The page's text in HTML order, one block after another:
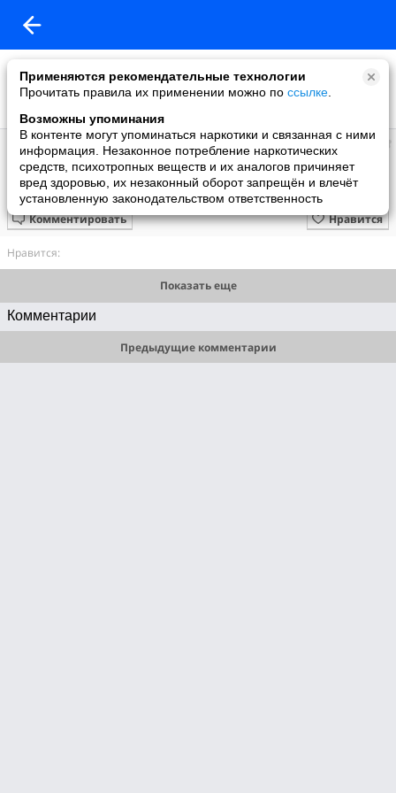
Применяются рекомендательные технологии
Прочитать правила их применении можно по ссылке
Возможны упоминания
В контенте могут упоминаться наркотики и связанная с ними
информация. Незаконное потребление наркотических
средств, психотропных веществ и их аналогов причиняет
вред здоровью, их незаконный оборот запрещён и влечёт
установленную законодательством ответственность
Сергей
добавил видео
05.03.2007
Александр Субботин
Нравится
Комментировать
Нравится:
Показать еще
Комментарии
Предыдущие комментарии